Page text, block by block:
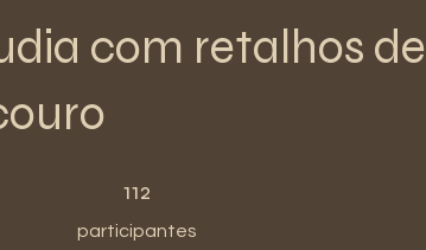
com retalhos de
112
participantes